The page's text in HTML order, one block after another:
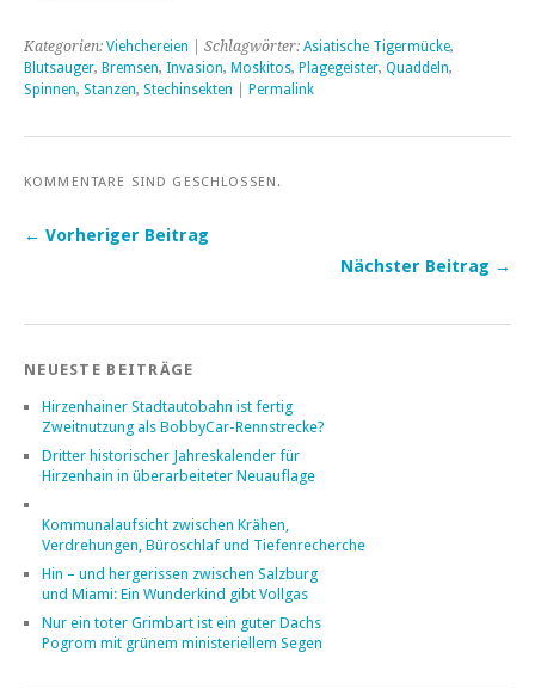
Kategorien: Viehchereien | Schlagwörter: Asiatische Tigermücke,
Blutsauger, Bremsen, Invasion, Moskitos, Plagegeister, Quaddeln,
Spinnen, Stanzen, Stechinsekten Permalink
KOMMENTARE SIND GESCHLOSSEN.
← Vorheriger Beitrag
Nächster Beitrag →
NEUESTE BEITRÄGE
Hirzenhainer Stadtautobahn ist fertig
Zweitnutzung als BobbyCar-Rennstrecke?
Dritter historischer Jahreskalender für
Hirzenhain in überarbeiteter Neuauflage
Kommunalaufsicht zwischen Krähen,
Verdrehungen, Büroschlaf und Tiefenrecherche
Hin – und hergerissen zwischen Salzburg
und Miami: Ein Wunderkind gibt Vollgas
Nur ein toter Grimbart ist ein guter Dachs
Pogrom mit grünem ministeriellem Segen